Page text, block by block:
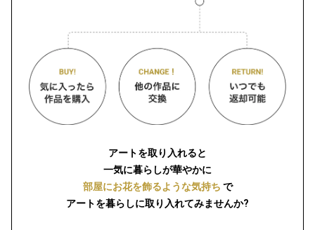
アートを取り入れると
一気に暮らしが華やかに
部屋にお花を飾るような気持ち で
アートを暮らしに取り入れてみませんか?